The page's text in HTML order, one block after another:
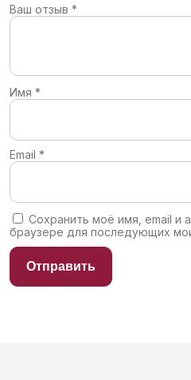
Ваш отзыв *
Имя *
Email *
Сохранить моё имя, email и
браузере для последующих